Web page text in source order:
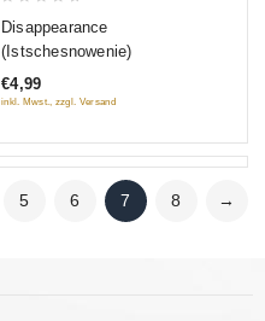
5
Disappearance
(Istschesnowenie)
€4,99
inkl. Mwst., zzgl. Versand
5 6 7 8 →